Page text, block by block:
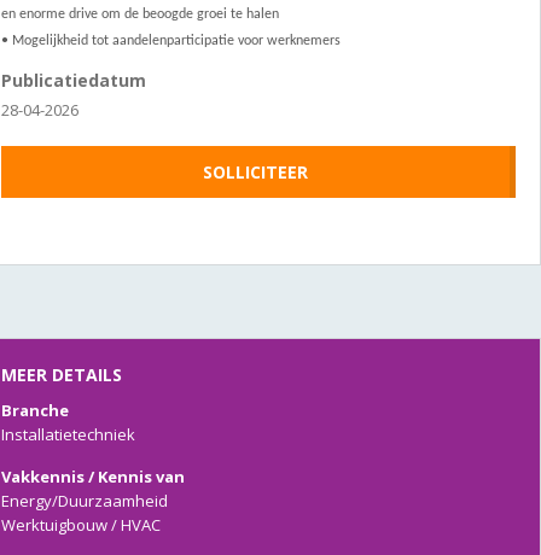
en enorme drive om de beoogde groei te halen
• Mogelijkheid tot aandelenparticipatie voor werknemers
Publicatiedatum
28-04-2026
MEER DETAILS
Branche
Installatietechniek
Vakkennis / Kennis van
Energy/Duurzaamheid
Werktuigbouw / HVAC